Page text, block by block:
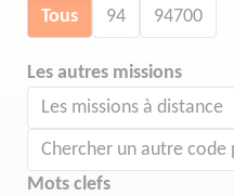
Tous 94 94700
Les autres missions
Les missions à distance
Chercher un autre code
Mots clefs